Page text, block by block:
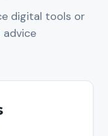
digital tools or
advice